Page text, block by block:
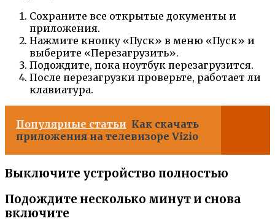
Сохраните все открытые документы и
приложения.
Нажмите кнопку «Пуск» в меню «Пуск» и
выберите «Перезагрузить».
Подождите, пока ноутбук перезагрузится.
После перезагрузки проверьте, работает ли
клавиатура.
Популярные статьи Как скачать
приложения на телевизоре Vizio
Выключите устройство полностью
Подождите несколько минут и снова
включите